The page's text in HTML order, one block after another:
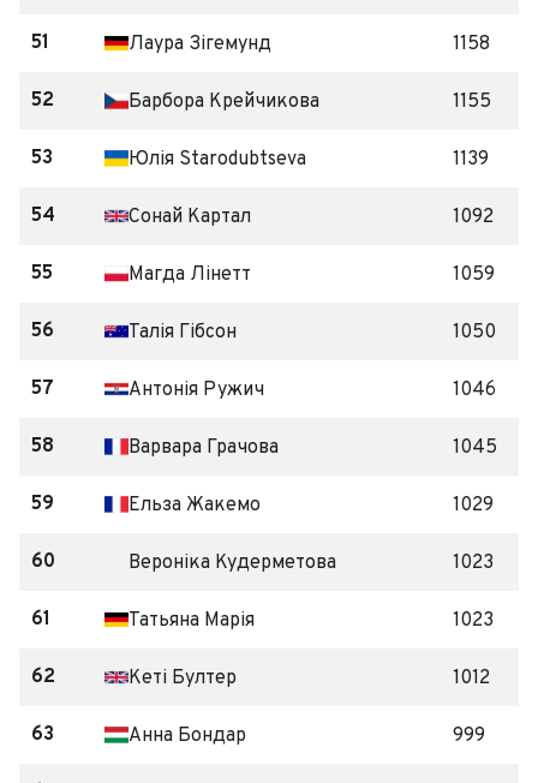
51 Лаура Зігемунд 1158
52 Барбора Крейчикова 1155
53 Юлія Starodubtseva 1139
54 Сонай Картал 1092
55 Магда Лінетт 1059
56 Талія Гібсон 1050
57 Антонія Ружич 1046
58 Варвара Грачова 1045
59 Ельза Жакемо 1029
60 Вероніка Кудерметова 1023
61 Татьяна Марія 1023
62 Кеті Бултер 1012
63 Анна Бондар 999